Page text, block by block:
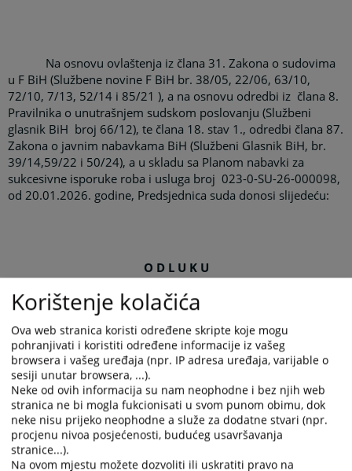
Na osnovu ovlaštenja iz člana 31. Zakona o sudovima
u F BiH (Službene novine F BiH br. 38/05, 22/06, 63/10,
72/10, 7/13, 52/14 i 85/21), a na osnovu odredbi iz člana 8.
Pravilnika o unutrašnjem sudskom poslovanju (Službeni
glasnik BiH broj 66/12), te člana 18. stav 1., odredbi člana 87.
Zakona o javnim nabavkama BiH (Službeni Glasnik BiH, br.
39/14,59/22 i 50/24), a u skladu sa Planom nabavki za
sukcesivne isporuke roba i usluga broj 023-0-SU-26-000098,
od 20.01.2026. godine, Predsjednica suda donosi slijedeću:
O D L U K U
o raspisivanju javne nabavke
I
Općinski sud u Velikoj Kladuši, kao ugovorni organ,
pokreće postupak javne nabavke usluga -„Izrada idejnog
projekta električnih instalacija nadograđenog drugog sprata
objekta Općinskog suda u Velikoj Kladuši”, primjenom
direktnog postupka za dostavu ponuda, u skladu sa članom 25.
Zakona o javnim nabavkama BiH, za nabavkuuslugatehničkog
Korištenje kolačića
Ova web stranica koristi određene skripte koje mogu
pohranjivati i koristiti određene informacije iz vašeg
browsera i vašeg uređaja (npr. IP adresa uređaja, varijable o
sesiji unutar browsera, ...).
Neke od ovih informacija su nam neophodne i bez njih web
stranica ne bi mogla fukcionisati u svom punom obimu, dok
neke nisu prijeko neophodne a služe za dodatne stvari (npr.
procjenu nivoa posjećenosti, budućeg usavršavanja
stranice...).
Na ovom mjestu možete dozvoliti ili uskratiti pravo na